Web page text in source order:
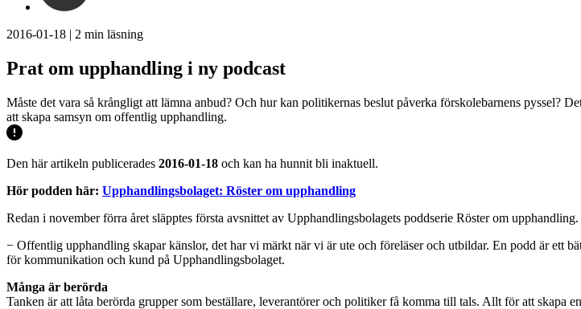
2016-01-18 | 2 min läsning
Prat om upphandling i ny podcast
Måste det vara så krångligt att lämna anbud? Och hur kan politikernas beslut påverka förskolebarnens pyssel?
att skapa samsyn om offentlig upphandling.
Den här artikeln publicerades 2016-01-18 och kan ha hunnit bli inaktuell.
Hör podden här: Upphandlingsbolaget: Röster om upphandling
Redan i november förra året släpptes första avsnittet av Upphandlingsbolagets poddserie Röster om
− Offentlig upphandling skapar känslor, det har vi märkt när vi är ute och föreläser och utbildar. En podd är ett
för kommunikation och kund på Upphandlingsbolaget.
Många är berörda
Tanken är att låta berörda grupper som beställare, leverantörer och politiker få komma till tals. Allt för att skapa